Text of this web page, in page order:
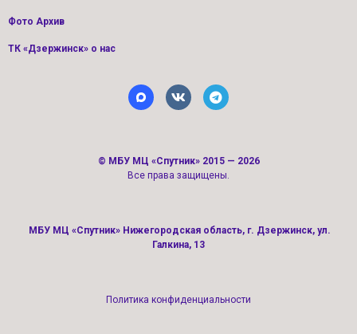
Фото Архив
ТК «Дзержинск» о нас
© МБУ МЦ «Спутник» 2015 — 2026
Все права защищены.
МБУ МЦ «Спутник» Нижегородская область, г. Дзержинск, ул.
Галкина, 13
Политика конфиденциальности